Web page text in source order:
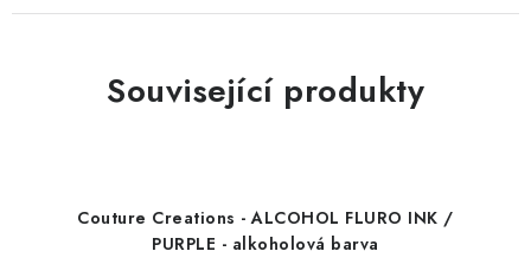
Související produkty
Couture Creations - ALCOHOL FLURO INK /
PURPLE - alkoholová barva